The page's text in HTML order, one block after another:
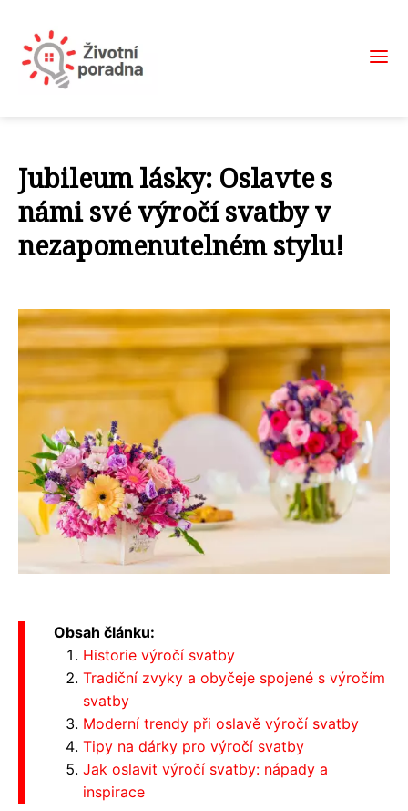
Jubileum lásky: Oslavte s
námi své výročí svatby v
nezapomenutelném stylu!
Obsah článku:
Historie výročí svatby
Tradiční zvyky a obyčeje spojené s výročím
svatby
Moderní trendy při oslavě výročí svatby
Tipy na dárky pro výročí svatby
Jak oslavit výročí svatby: nápady a
inspirace